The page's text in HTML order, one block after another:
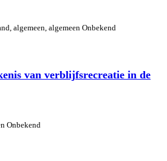
algemeen, algemeen Onbekend
van verblijfsrecreatie in de
Onbekend